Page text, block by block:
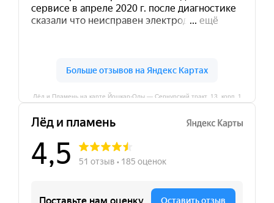
Лёд и Пламень на карте Йошкар‑Олы — Сернурский тракт, 13, корп. 1